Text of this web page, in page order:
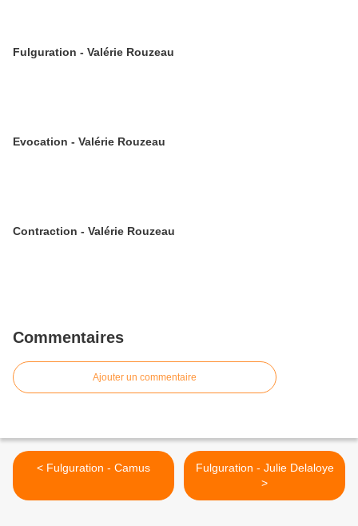
Fulguration - Valérie Rouzeau
Evocation - Valérie Rouzeau
Contraction - Valérie Rouzeau
Commentaires
Ajouter un commentaire
< Fulguration - Camus
Fulguration - Julie Delaloye
>